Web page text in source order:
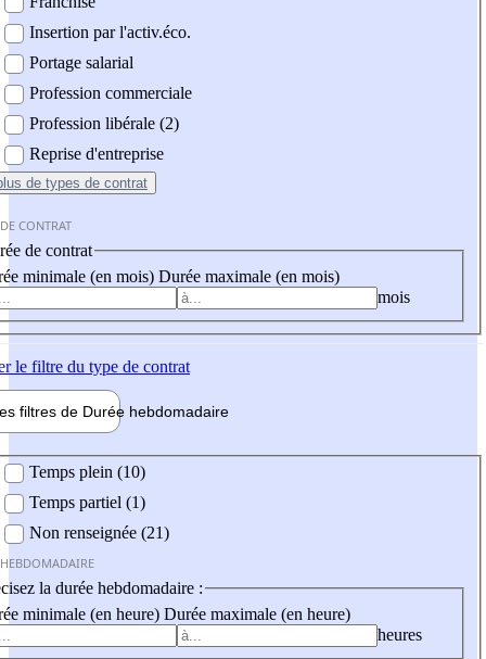
Insertion par l'activ.éco.
Portage salarial
Profession commerciale
Profession libérale (2)
Reprise d'entreprise
de types de contrat
CONTRAT
de contrat
minimale (en mois) Durée maximale (en mois)
mois
le filtre du type de contrat
filtres de Durée hebdomadaire
Temps plein (10)
Temps partiel (1)
Non renseignée (21)
la durée hebdomadaire :
minimale (en heure) Durée maximale (en heure)
heures